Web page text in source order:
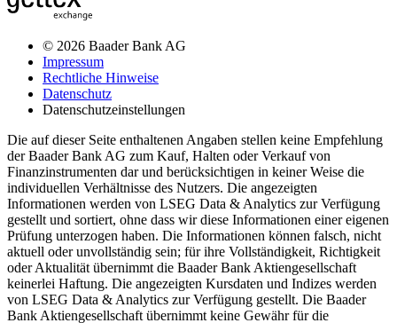
© 2026 Baader Bank AG
Impressum
Rechtliche Hinweise
Datenschutz
Datenschutzeinstellungen
Die auf dieser Seite enthaltenen Angaben stellen keine Empfehlung
der Baader Bank AG zum Kauf, Halten oder Verkauf von
Finanzinstrumenten dar und berücksichtigen in keiner Weise die
individuellen Verhältnisse des Nutzers. Die angezeigten
Informationen werden von LSEG Data & Analytics zur Verfügung
gestellt und sortiert, ohne dass wir diese Informationen einer eigenen
Prüfung unterzogen haben. Die Informationen können falsch, nicht
aktuell oder unvollständig sein; für ihre Vollständigkeit, Richtigkeit
oder Aktualität übernimmt die Baader Bank Aktiengesellschaft
keinerlei Haftung. Die angezeigten Kursdaten und Indizes werden
von LSEG Data & Analytics zur Verfügung gestellt. Die Baader
Bank Aktiengesellschaft übernimmt keine Gewähr für die